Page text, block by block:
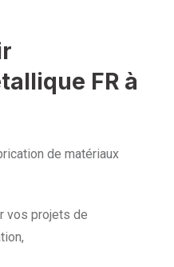
FR à
de matériaux
vos projets de